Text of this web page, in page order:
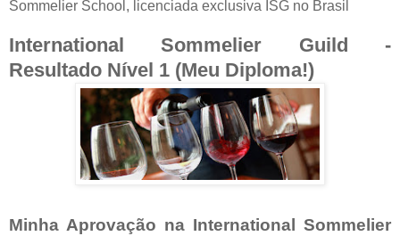
Sommelier School, licenciada exclusiva ISG no Brasil
International Sommelier Guild -
Resultado Nível 1 (Meu Diploma!)
Minha Aprovação na International Sommelier